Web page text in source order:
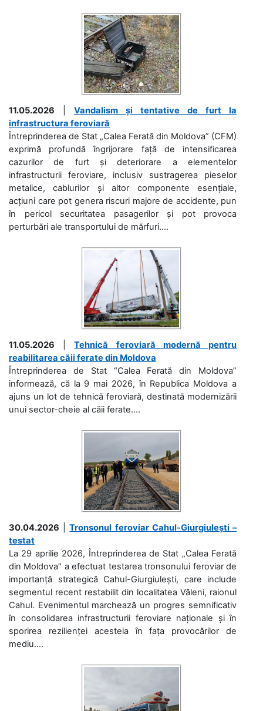
11.05.2026
Vandalism și tentative de furt la
infrastructura feroviară
Întreprinderea de Stat „Calea Ferată din Moldova” (CFM)
exprimă profundă îngrijorare față de intensificarea
cazurilor de furt și deteriorare a elementelor
infrastructurii feroviare, inclusiv sustragerea pieselor
metalice, cablurilor și altor componente esențiale,
acțiuni care pot genera riscuri majore de accidente, pun
în pericol securitatea pasagerilor și pot provoca
perturbări ale transportului de mărfuri....
11.05.2026 |Tehnică feroviară modernă pentru
reabilitarea căii ferate din Moldova
Întreprinderea de Stat “Calea Ferată din Moldova”
informează, că la 9 mai 2026, în Republica Moldova a
ajuns un lot de tehnică feroviară, destinată modernizării
unui sector-cheie al căii ferate....
30.04.2026 |Tronsonul feroviar Cahul-Giurgiulești –
testat
La 29 aprilie 2026, Întreprinderea de Stat „Calea Ferată
din Moldova” a efectuat testarea tronsonului feroviar de
importanță strategică Cahul-Giurgiulești, care include
segmentul recent restabilit din localitatea Văleni, raionul
Cahul. Evenimentul marchează un progres semnificativ
în consolidarea infrastructurii feroviare naționale și în
sporirea rezilienței acesteia în fața provocărilor de
mediu....